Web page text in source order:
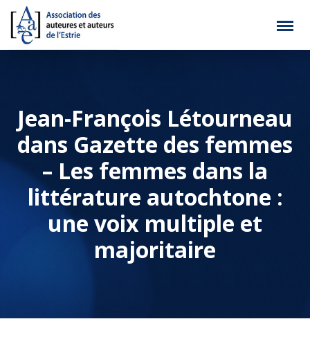
Jean-François Létourneau
dans Gazette des femmes
– Les femmes dans la
littérature autochtone :
une voix multiple et
majoritaire